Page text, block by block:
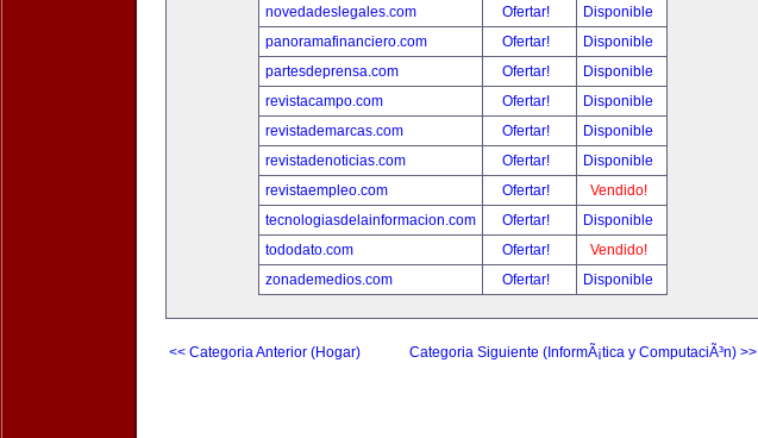
novedadeslegales.com
Ofertar!
Disponible
panoramafinanciero.com
Ofertar!
Disponible
partesdeprensa.com
Ofertar!
Disponible
revistacampo.com
Ofertar!
Disponible
revistademarcas.com
Ofertar!
Disponible
revistadenoticias.com
Ofertar!
Disponible
revistaempleo.com
Ofertar!
Vendido!
tecnologiasdelainformacion.com
Ofertar!
Disponible
tododato.com
Ofertar!
Vendido!
zonademedios.com
Ofertar! Disponible
<< Categoria Anterior (Hogar) Categoria Siguiente (InformÃ¡tica y ComputaciÃ³n) >>